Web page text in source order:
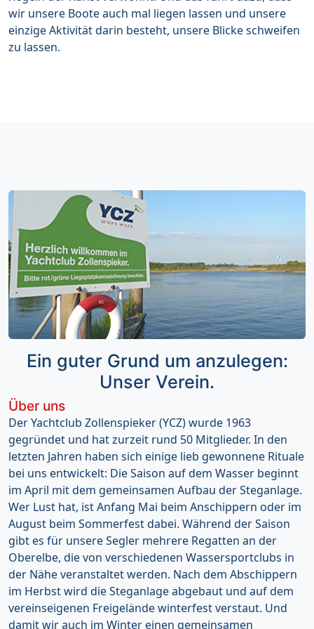
wir unsere Boote auch mal liegen lassen und unsere
einzige Aktivität darin besteht, unsere Blicke schweifen
zu lassen.
Ein guter Grund um anzulegen:
Unser Verein.
Über uns
Der Yachtclub Zollenspieker (YCZ) wurde 1963
gegründet und hat zurzeit rund 50 Mitglieder. In den
letzten Jahren haben sich einige lieb gewonnene Rituale
bei uns entwickelt: Die Saison auf dem Wasser beginnt
im April mit dem gemeinsamen Aufbau der Steganlage.
Wer Lust hat, ist Anfang Mai beim Anschippern oder im
August beim Sommerfest dabei. Während der Saison
gibt es für unsere Segler mehrere Regatten an der
Oberelbe, die von verschiedenen Wassersportclubs in
der Nähe veranstaltet werden. Nach dem Abschippern
im Herbst wird die Steganlage abgebaut und auf dem
vereinseigenen Freigelände winterfest verstaut. Und
damit wir auch im Winter einen gemeinsamen